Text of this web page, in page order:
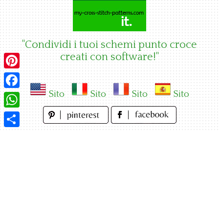
"Condividi i tuoi schemi punto croce
creati con software!"
Sito Sito Sito Sito
Pinterest
Facebook
WhatsApp